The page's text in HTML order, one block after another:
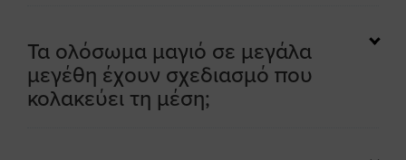
Τα ολόσωμα μαγιό σε μεγάλα
μεγέθη έχουν σχεδιασμό που
κολακεύει τη μέση;